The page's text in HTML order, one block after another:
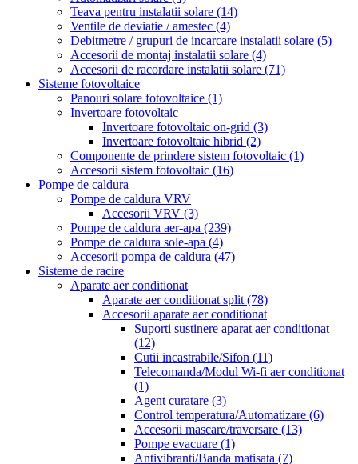
Teava pentru instalatii solare (14)
Ventile de deviatie / amestec (4)
Debitmetre / grupuri de incarcare instalatii solare (5)
Accesorii de montaj instalatii solare (4)
Accesorii de racordare instalatii solare (71)
Sisteme fotovoltaice
Panouri solare fotovoltaice (1)
Invertoare fotovoltaic
Invertoare fotovoltaic on-grid (3)
Invertoare fotovoltaic hibrid (2)
Componente de prindere sistem fotovoltaic (1)
Accesorii sistem fotovoltaic (16)
Pompe de caldura
Pompe de caldura VRV
Accesorii VRV (3)
Pompe de caldura aer-apa (239)
Pompe de caldura sole-apa (4)
Accesorii pompa de caldura (47)
Sisteme de racire
Aparate aer conditionat
Aparate aer conditionat split (78)
Accesorii aparate aer conditionat
Suporti sustinere aparat aer conditionat
(12)
Cutii incastrabile/Sifon (11)
Telecomanda/Modul Wi-fi aer conditionat
(1)
Agent curatare (3)
Control temperatura/Automatizare (6)
Accesorii mascare/traversare (13)
Pompe evacuare (1)
Antivibranti/Banda matisata (7)